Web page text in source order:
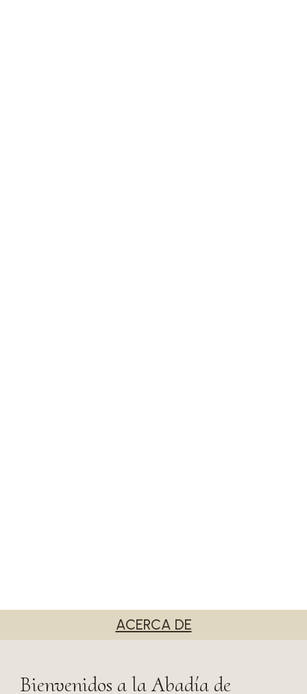
ACERCA DE
Bienvenidos a la Abadía de